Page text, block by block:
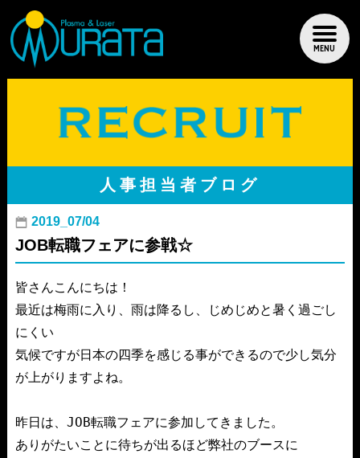
MENU
人事担当者ブログ
2019_07/04
JOB転職フェアに参戦☆
皆さんこんにちは！
最近は梅雨に入り、雨は降るし、じめじめと暑く過ごし
にくい
気候ですが日本の四季を感じる事ができるので少し気分
が上がりますよね。
昨日は、JOB転職フェアに参加してきました。
ありがたいことに待ちが出るほど弊社のブースに